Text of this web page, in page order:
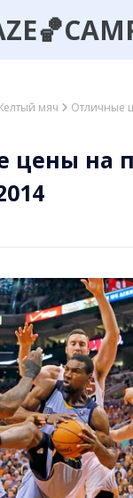
мяч
Отличные
цены на